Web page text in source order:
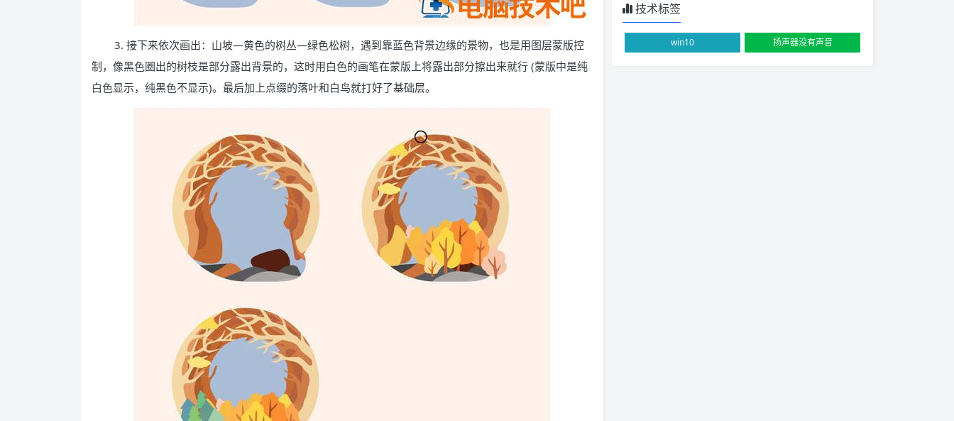
3. 接下来依次画出：山坡—黄色的树丛—绿色松树，遇到靠蓝色背景边缘的景物，也是用图层蒙版控
制，像黑色圈出的树枝是部分露出背景的，这时用白色的画笔在蒙版上将露出部分擦出来就行 (蒙版中是纯
白色显示，纯黑色不显示)。最后加上点缀的落叶和白鸟就打好了基础层。
技术标签
win10 扬声器没有声音